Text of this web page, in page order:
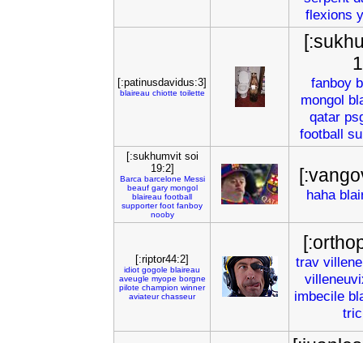
flexions
[:patinusdavidus:3]
blaireau chiotte toilette
fanboy
mongol
qatar
football
[:sukhumvit soi
19:2]
Barca barcelone Messi
beauf gary mongol
blaireau football
supporter foot fanboy
nooby
haha
[:riptor44:2]
idiot gogole blaireau
aveugle myope borgne
pilote champion winner
aviateur chasseur
trav
imbecile